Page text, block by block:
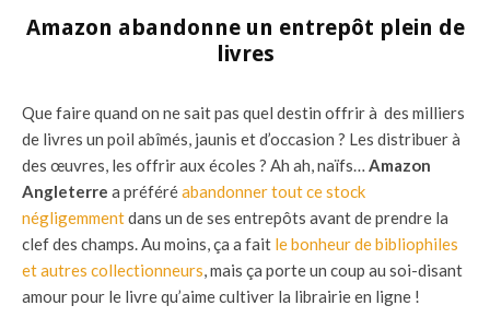
Amazon abandonne un entrepôt plein de
livres
Que faire quand on ne sait pas quel destin offrir à des milliers
de livres un poil abîmés, jaunis et d’occasion ? Les distribuer à
des œuvres, les offrir aux écoles ? Ah ah, naïfs… Amazon
Angleterre a préféréabandonner tout ce stock
négligemmentdans un de ses entrepôts avant de prendre la
clef des champs. Au moins, ça a fait le bonheur de bibliophiles
et autres collectionneurs, mais ça porte un coup au soi-disant
amour pour le livre qu’aime cultiver la librairie en ligne !